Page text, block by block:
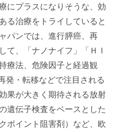
にプラスになりそうな、効
る治療をトライしていると
パンでは、進行膵癌、再
て、「ナノナイフ」「ＨＩ
療法、危険因子と経過観
発・転移などで注目される
果が大きく期待される放射
遺伝子検査をベースとした
ポイント阻害剤）など、欧